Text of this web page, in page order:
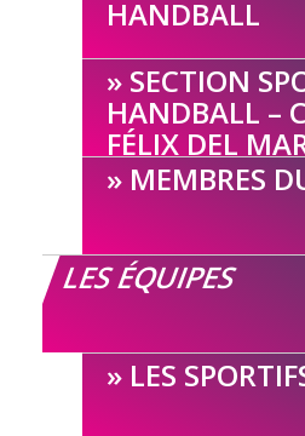
HANDBALL
SECTION
HANDBALL –
FÉLIX DEL
MEMBRES
LES ÉQUIPES
LES